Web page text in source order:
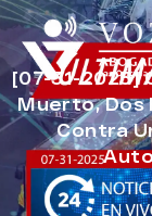
[07-31-2025]
Muerto, Dos
Contra